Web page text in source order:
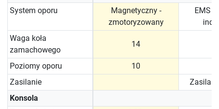
System oporu
Magnetyczny -
zmotoryzowany
EMS /
Waga koła
zamachowego
14
Poziomy oporu 10
Zasilanie
Konsola